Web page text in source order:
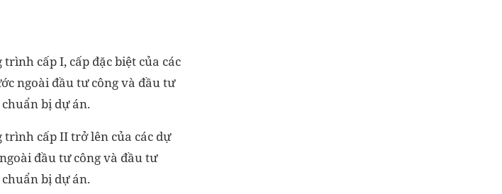
cấp I, cấp đặc biệt của các
ngoài đầu tư công và đầu tư
bị dự án.
trình cấp II trở lên của các dự
đầu tư công và đầu tư
bị dự án.